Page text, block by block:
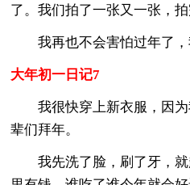
了。我们拍了一张又一张，拍
我再也不会害怕过年了，
大年初一日记7
我很快穿上新衣服，因
辈们拜年。
我先洗了脸，刷了牙，